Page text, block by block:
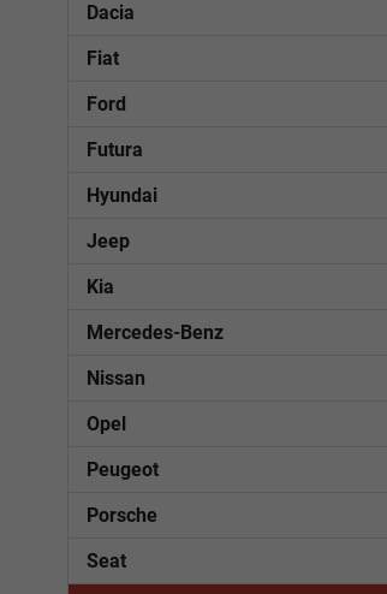
Dacia
Fiat
Ford
Futura
Hyundai
Jeep
Kia
Mercedes-Benz
Nissan
Opel
Peugeot
Porsche
Seat